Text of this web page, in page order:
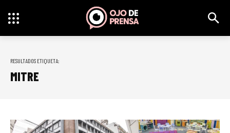
RESULTADOS ETIQUETA:
MITRE